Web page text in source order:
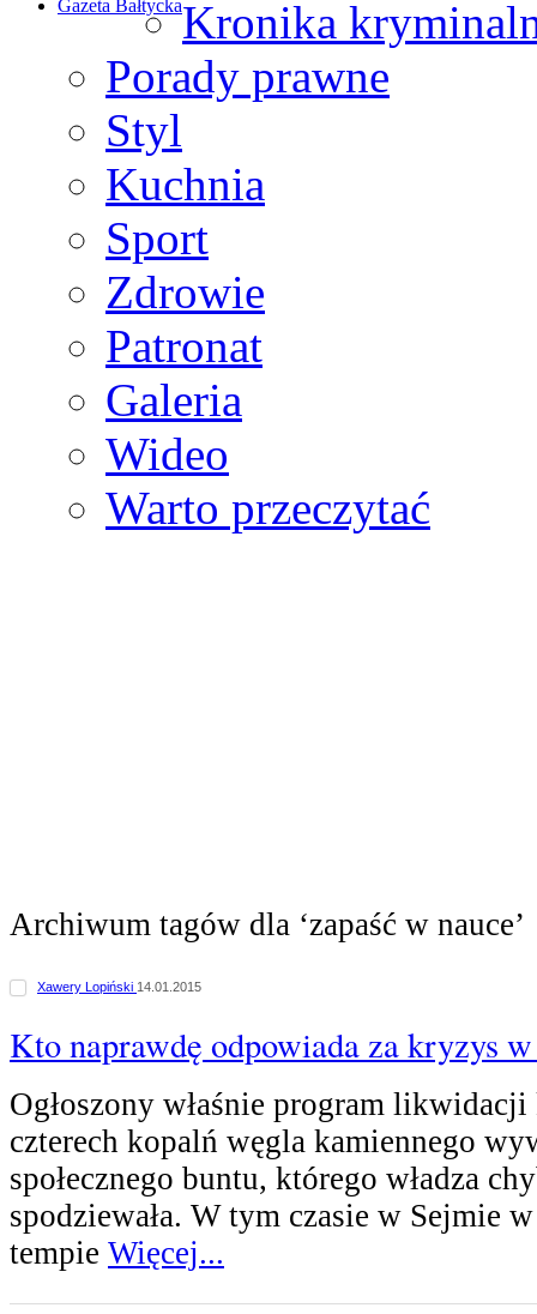
Gazeta BałtyckaKronika
Porady prawne
Styl
Kuchnia
Sport
Zdrowie
Patronat
Galeria
Wideo
Warto przeczytać
Archiwum tagów dla ‘zapaść w nauce’
Xawery Lopiński 14.01.2015
Kto naprawdę odpowiada za kryzys
Ogłoszony właśnie program
czterech kopalń węgla kamiennego
społecznego buntu, którego władza
spodziewała. W tym czasie w Sejmie
tempie Więcej...